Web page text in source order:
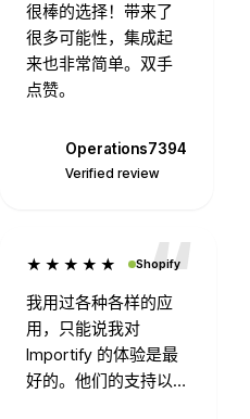
很棒的选择！带来了
很多可能性，集成起
来也非常简单。双手
点赞。
Operations7394
Verified review
★★★★★ Shopify
我用过各种各样的应
用，只能说我对
Importify 的体验是最
好的。他们的支持以及